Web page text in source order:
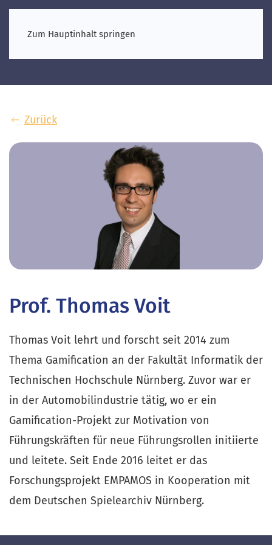
Zum Hauptinhalt springen
Zurück
Prof. Thomas Voit
Thomas Voit lehrt und forscht seit 2014 zum
Thema Gamification an der Fakultät Informatik der
Technischen Hochschule Nürnberg. Zuvor war er
in der Automobilindustrie tätig, wo er ein
Gamification-Projekt zur Motivation von
Führungskräften für neue Führungsrollen initiierte
und leitete. Seit Ende 2016 leitet er das
Forschungsprojekt EMPAMOS in Kooperation mit
dem Deutschen Spielearchiv Nürnberg.